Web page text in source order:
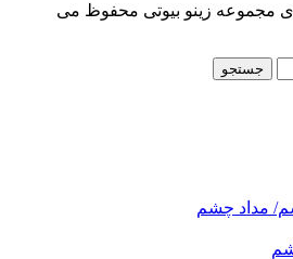
مجموعه زینو بیوتی محفوظ می
جستجو
مداد چشم